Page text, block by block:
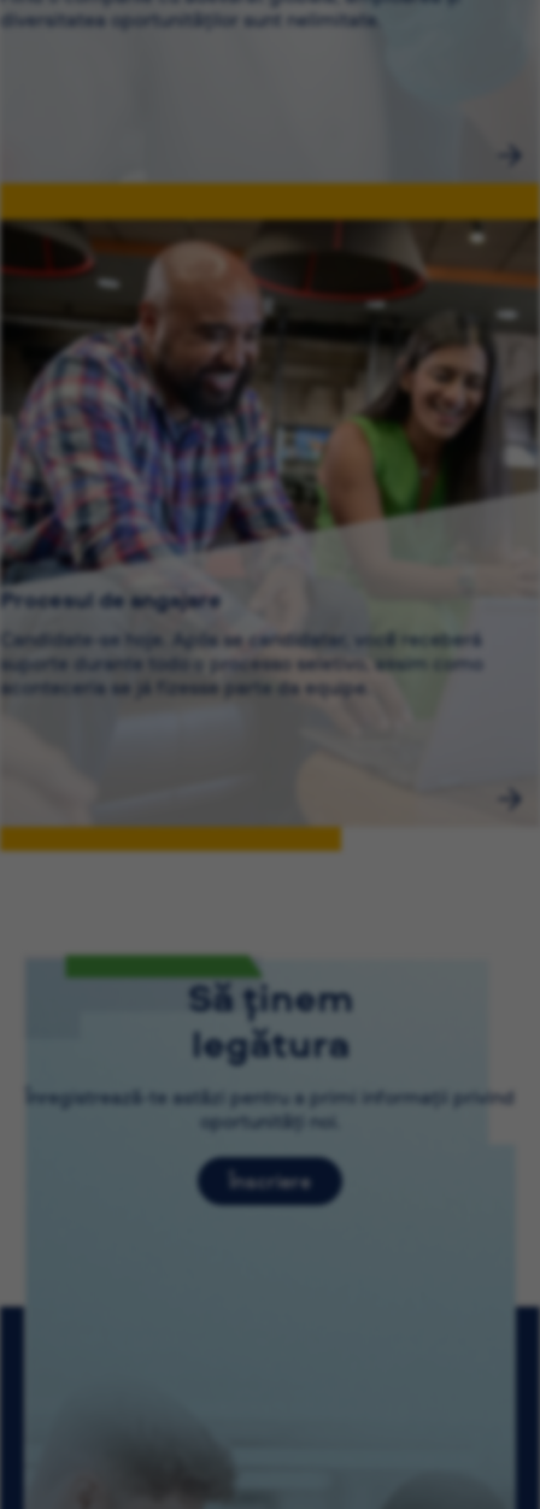
diversitatea oportunităților sunt nelimitate.
Procesul de angajare
Candidate-se hoje. Após se candidatar, você receberá
suporte durante todo o processo seletivo, assim como
aconteceria se já fizesse parte da equipe.
Să ținem
legătura
Înregistrează-te astăzi pentru a primi informații privind
oportunități noi.
Înscriere